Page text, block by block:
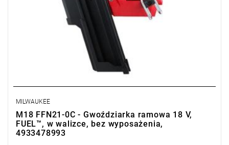
MILWAUKEE
M18 FFN21-0C - Gwoździarka ramowa 18 V,
FUEL™, w walizce, bez wyposażenia,
4933478993